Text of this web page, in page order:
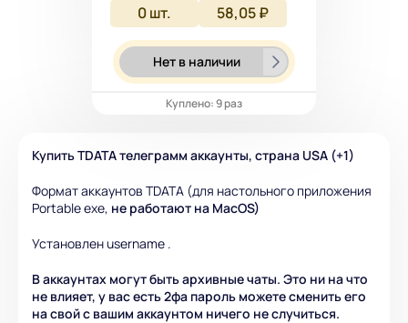
0шт. 58,05 ₽
Нет в наличии
Куплено: 9 раз
Купить TDATA телеграмм аккаунты, страна USA (+1)
Формат аккаунтов TDATA (для настольного приложения
Portable exe, не работают на MacOS)
Установлен username .
В аккаунтах могут быть архивные чаты. Это ни на что
не влияет, у вас есть 2фа пароль можете сменить его
на свой с вашим аккаунтом ничего не случиться.